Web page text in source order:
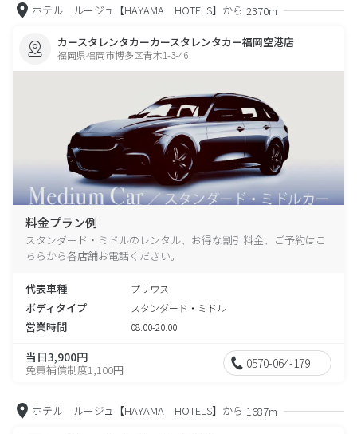
ホテル ルージュ【HAYAMA HOTELS】から 2370m
カースタレンタカーカースタレンタカー福岡空港店
福岡県福岡市博多区青木1-3-46
料金プラン例
スタンダード・ミドルのレンタル、お得な割引料金、ご予約はこ
ちらから各店舗お電話ください。
代表車種 プリウス
ボディタイプ スタンダード・ミドル
営業時間 08:00-20:00
当日3,900円
免責補償制度1,100円 0570-064-179
ホテル ルージュ【HAYAMA HOTELS】から 1687m